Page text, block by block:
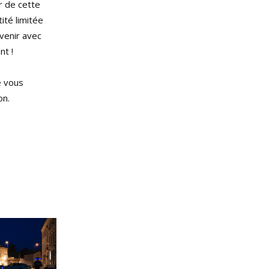
de cette
limitée
avec
!
vous